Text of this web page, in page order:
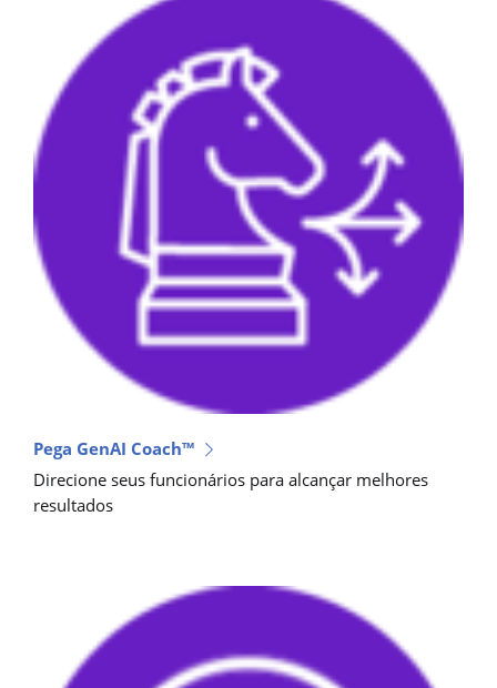
Pega GenAI Coach™
Direcione seus funcionários para alcançar melhores
resultados